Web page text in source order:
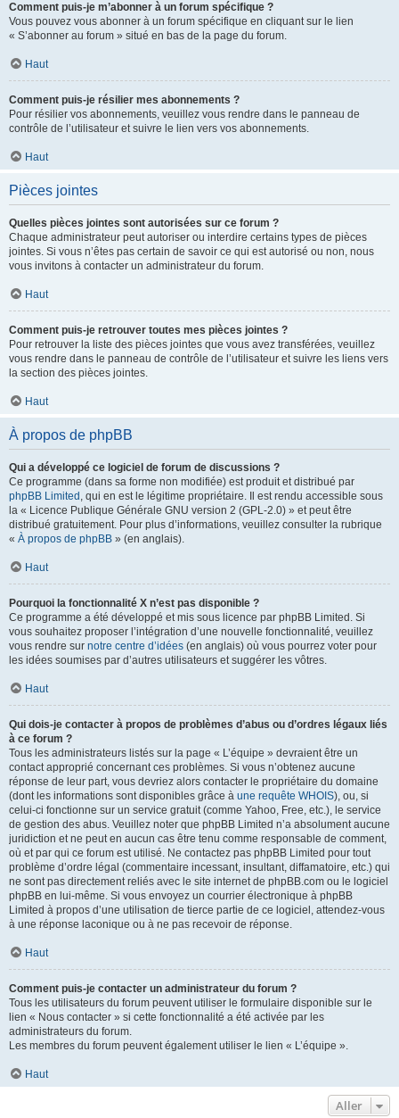
Comment puis-je m’abonner à un forum spécifique ?
Vous pouvez vous abonner à un forum spécifique en cliquant sur le lien
« S’abonner au forum » situé en bas de la page du forum.
Haut
Comment puis-je résilier mes abonnements ?
Pour résilier vos abonnements, veuillez vous rendre dans le panneau de
contrôle de l’utilisateur et suivre le lien vers vos abonnements.
Haut
Pièces jointes
Quelles pièces jointes sont autorisées sur ce forum ?
Chaque administrateur peut autoriser ou interdire certains types de pièces
jointes. Si vous n’êtes pas certain de savoir ce qui est autorisé ou non, nous
vous invitons à contacter un administrateur du forum.
Haut
Comment puis-je retrouver toutes mes pièces jointes ?
Pour retrouver la liste des pièces jointes que vous avez transférées, veuillez
vous rendre dans le panneau de contrôle de l’utilisateur et suivre les liens vers
la section des pièces jointes.
Haut
À propos de phpBB
Qui a développé ce logiciel de forum de discussions ?
Ce programme (dans sa forme non modifiée) est produit et distribué par
phpBB Limited , qui en est le légitime propriétaire. Il est rendu accessible sous
la « Licence Publique Générale GNU version 2 (GPL-2.0) » et peut être
distribué gratuitement. Pour plus d’informations, veuillez consulter la rubrique
« À propos de phpBB » (en anglais).
Haut
Pourquoi la fonctionnalité X n’est pas disponible ?
Ce programme a été développé et mis sous licence par phpBB Limited. Si
vous souhaitez proposer l’intégration d’une nouvelle fonctionnalité, veuillez
vous rendre sur notre centre d’idées (en anglais) où vous pourrez voter pour
les idées soumises par d’autres utilisateurs et suggérer les vôtres.
Haut
Qui dois-je contacter à propos de problèmes d’abus ou d’ordres légaux liés
à ce forum ?
Tous les administrateurs listés sur la page « L’équipe » devraient être un
contact approprié concernant ces problèmes. Si vous n’obtenez aucune
réponse de leur part, vous devriez alors contacter le propriétaire du domaine
(dont les informations sont disponibles grâce à une requête WHOIS), ou, si
celui-ci fonctionne sur un service gratuit (comme Yahoo, Free, etc.), le service
de gestion des abus. Veuillez noter que phpBB Limited n’a absolument aucune
juridiction et ne peut en aucun cas être tenu comme responsable de comment,
où et par qui ce forum est utilisé. Ne contactez pas phpBB Limited pour tout
problème d’ordre légal (commentaire incessant, insultant, diffamatoire, etc.) qui
ne sont pas directement reliés avec le site internet de phpBB.com ou le logiciel
phpBB en lui-même. Si vous envoyez un courrier électronique à phpBB
Limited à propos d’une utilisation de tierce partie de ce logiciel, attendez-vous
à une réponse laconique ou à ne pas recevoir de réponse.
Haut
Comment puis-je contacter un administrateur du forum ?
Tous les utilisateurs du forum peuvent utiliser le formulaire disponible sur le
lien « Nous contacter » si cette fonctionnalité a été activée par les
administrateurs du forum.
Les membres du forum peuvent également utiliser le lien « L’équipe ».
Haut
Aller